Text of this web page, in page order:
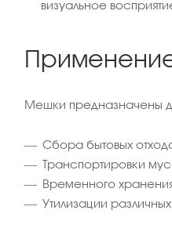
визуальное
Мешки предназначены
Сбора бытовых
Транспортировки
Временного
Утилизации